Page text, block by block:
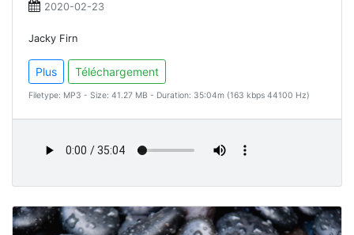
2020-02-23
Jacky Firn
Plus Téléchargement
Filetype: MP3 - Size: 41.27 MB - Duration: 35:04m (163 kbps 44100 Hz)